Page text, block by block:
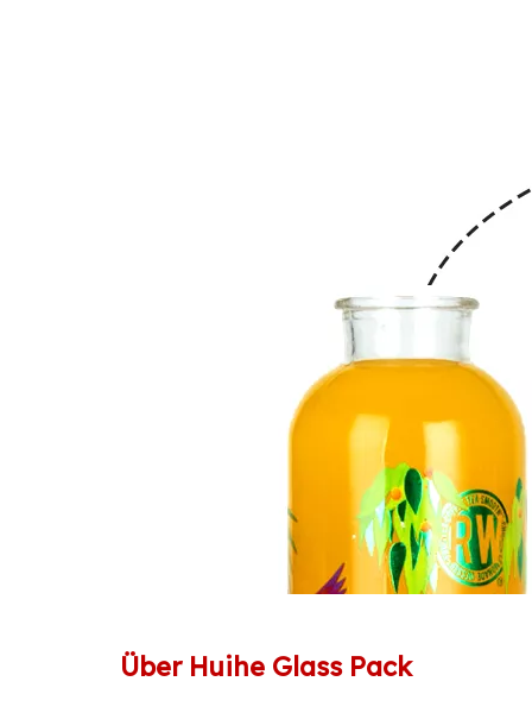
Über Huihe Glass Pack